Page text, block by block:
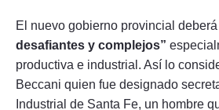
El nuevo gobierno provincial
desafiantes y complejos”
productiva e industrial. Así lo
Beccani quien fue designado
Industrial de Santa Fe, un hombre